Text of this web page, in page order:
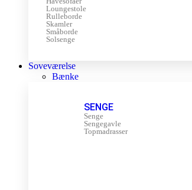
Loungestole
Rulleborde
Skamler
Småborde
Solsenge
Soveværelse
Bænke
SENGE
Senge
Sengegavle
Topmadrasser